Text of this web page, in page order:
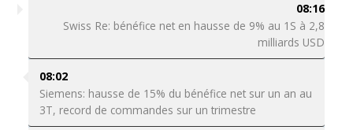
08:16
Swiss Re: bénéfice net en hausse de 9% au 1S à 2,8
milliards USD
08:02
Siemens: hausse de 15% du bénéfice net sur un an au
3T, record de commandes sur un trimestre